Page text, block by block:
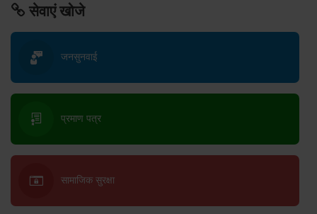
सेवाएं खोजे
जनसुनवाई
प्रमाण पत्र
सामाजिक सुरक्षा